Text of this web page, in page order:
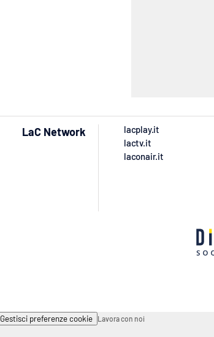
LaC Network
lacplay.it
lactv.it
laconair.it
Gestisci preferenze cookie Lavora con noi